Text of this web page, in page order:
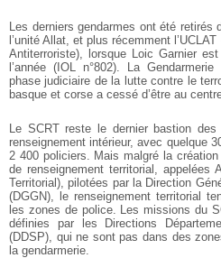
Les derniers gendarmes ont été
l’unité Allat, et plus récemment
Antiterroriste), lorsque Loic Garnier
l’année (IOL n°802). La
phase judiciaire de la lutte contre le
basque et corse a cessé d’être au
Le SCRT reste le dernier bastion
renseignement intérieur, avec quelque
2 400 policiers. Mais malgré la
de renseignement territorial, appelées
Territorial), pilotées par la Direction
(DGGN), le renseignement territorial
les zones de police. Les missions du
définies par les Directions
(DDSP), qui ne sont pas dans des
la gendarmerie.